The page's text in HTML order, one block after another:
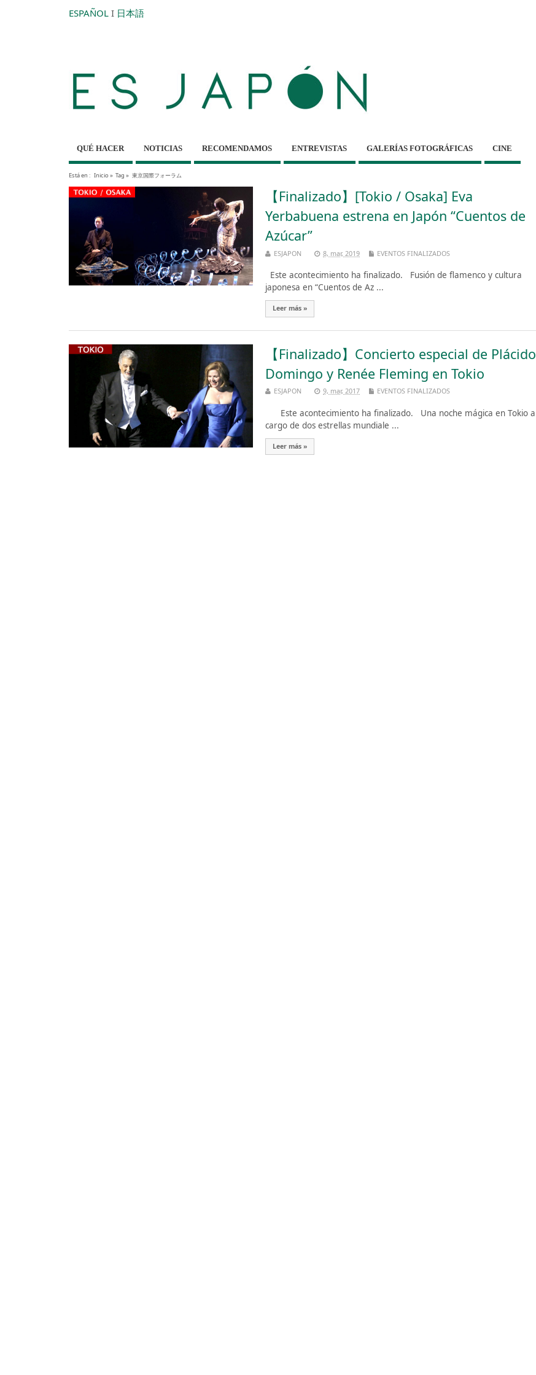
ESPAÑOL I 日本語
QUÉ HACER NOTICIAS RECOMENDAMOS ENTREVISTAS GALERÍAS FOTOGRÁFICAS CINE
Está en : Inicio» Tag » 東京国際フォーラム
【Finalizado】[Tokio / Osaka] Eva
Yerbabuena estrena en Japón “Cuentos de
Azúcar”
ESJAPON 8, mar, 2019 EVENTOS FINALIZADOS
Este acontecimiento ha finalizado. Fusión de flamenco y cultura
japonesa en “Cuentos de Az ...
Leer más »
【Finalizado】Concierto especial de Plácido
Domingo y Renée Fleming en Tokio
ESJAPON 9, mar, 2017 EVENTOS FINALIZADOS
Este acontecimiento ha finalizado. Una noche mágica en Tokio a
cargo de dos estrellas mundiale ...
Leer más »